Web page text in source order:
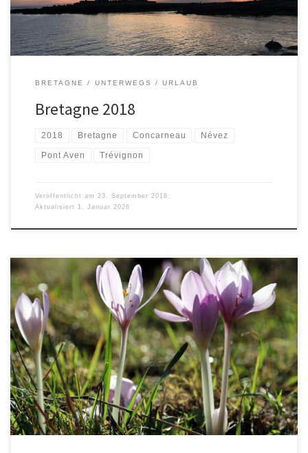
BRETAGNE UNTERWEGS URLAUB
Bretagne 2018
2018 Bretagne Concarneau Névez
Pont Aven Trévignon
Veröffentlicht am 23. September 2018
Aktualisiert
1. Januar 2026